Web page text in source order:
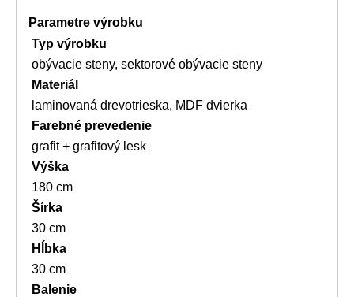
Parametre výrobku
Typ výrobku
obývacie steny, sektorové obývacie steny
Materiál
laminovaná drevotrieska, MDF dvierka
Farebné prevedenie
grafit + grafitový lesk
Výška
180 cm
Šírka
30 cm
Hĺbka
30 cm
Balenie